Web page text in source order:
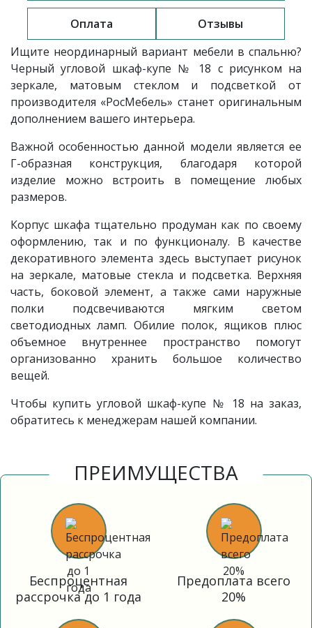
Оплата
Отзывы
Ищите неординарный вариант мебели в спальню?
Черный угловой шкаф-купе № 18 с рисунком на
зеркале, матовым стеклом и подсветкой от
производителя «РосМебель» станет оригинальным
дополнением вашего интерьера.
Важной особенностью данной модели является ее
Г-образная конструкция, благодаря которой
изделие можно встроить в помещение любых
размеров.
Корпус шкафа тщательно продуман как по своему
оформлению, так и по функционалу. В качестве
декоративного элемента здесь выступает рисунок
на зеркале, матовые стекла и подсветка. Верхняя
часть, боковой элемент, а также сами наружные
полки подсвечиваются мягким светом
светодиодных ламп. Обилие полок, ящиков плюс
объемное внутреннее пространство помогут
организованно хранить большое количество
вещей.
Чтобы купить угловой шкаф-купе № 18 на заказ,
обратитесь к менеджерам нашей компании.
ПРЕИМУЩЕСТВА
Беспроцентная
рассрочка до 1 года
Предоплата всего
20%